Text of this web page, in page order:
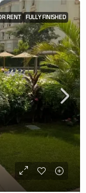
RENT FULLY FINISHED